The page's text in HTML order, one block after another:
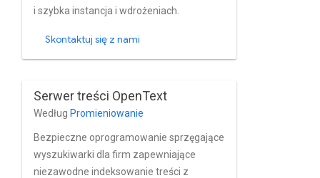
skonfigurowane w Administracyjny
połączenia.
i szybka instancja i wdrożeniach.
Skontaktuj się z nami
Serwer treści OpenText
Według Promieniowanie
Bezpieczne oprogramowanie sprzęgające
wyszukiwarki dla firm zapewniające
niezawodne indeksowanie treści z